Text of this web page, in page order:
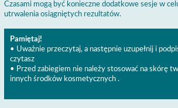
Czasami mogą być konieczne dodatkowe sesje w
utrwalenia osiągniętych rezultatów.
Pamiętaj!
• Uważnie przeczytaj, a następnie uzupełnij i
czytasz
• Przed zabiegiem nie należy stosować na skórę
innych środków kosmetycznych .